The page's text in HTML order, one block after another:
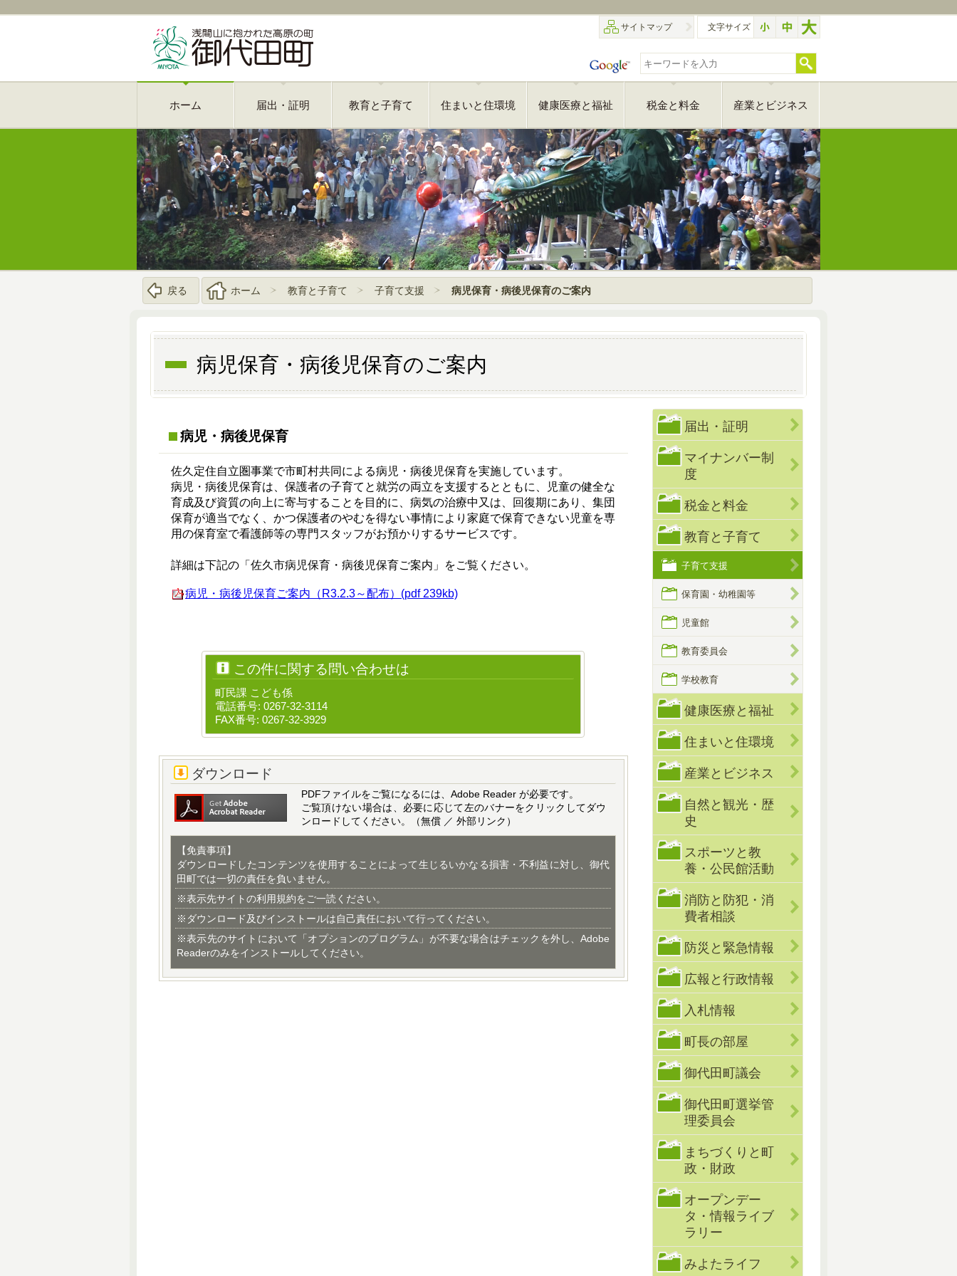
サイトマップ 文字サイズ
ホーム 届出・証明 教育と子育て 住まいと住環境 健康医療と福祉 税金と料金 産業とビジネス
戻る ホーム 教育と子育て 子育て支援 病児保育・病後児保育のご案内
病児保育・病後児保育のご案内
病児・病後児保育
佐久定住自立圏事業で市町村共同による病児・病後児保育を実施しています。
病児・病後児保育は、保護者の子育てと就労の両立を支援するとともに、児童の健全な
育成及び資質の向上に寄与することを目的に、病気の治療中又は、回復期にあり、集団
保育が適当でなく、かつ保護者のやむを得ない事情により家庭で保育できない児童を専
用の保育室で看護師等の専門スタッフがお預かりするサービスです。
詳細は下記の「佐久市病児保育・病後児保育ご案内」をご覧ください。
病児・病後児保育ご案内（R3.2.3～配布）(pdf 239kb)
この件に関する問い合わせは
町民課 こども係
電話番号: 0267-32-3114
FAX番号: 0267-32-3929
ダウンロード
PDFファイルをご覧になるには、Adobe Reader が必要です。
ご覧頂けない場合は、必要に応じて左のバナーをクリックしてダウ
ンロードしてください。（無償 ／ 外部リンク）
【免責事項】
ダウンロードしたコンテンツを使用することによって生じるいかなる損害・不利益に対し、御代
田町では一切の責任を負いません。
※表示先サイトの利用規約をご一読ください。
※ダウンロード及びインストールは自己責任において行ってください。
※表示先のサイトにおいて「オプションのプログラム」が不要な場合はチェックを外し、Adobe
Readerのみをインストールしてください。
届出・証明
マイナンバー制
度
税金と料金
教育と子育て
子育て支援
保育園・幼稚園等
児童館
教育委員会
学校教育
健康医療と福祉
住まいと住環境
産業とビジネス
自然と観光・歴
史
スポーツと教
養・公民館活動
消防と防犯・消
費者相談
防災と緊急情報
広報と行政情報
入札情報
町長の部屋
御代田町議会
御代田町選挙管
理委員会
まちづくりと町
政・財政
オープンデー
タ・情報ライブ
ラリー
みよたライフ